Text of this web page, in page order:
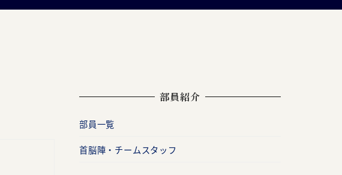
部員紹介
部員一覧
首脳陣・チームスタッフ